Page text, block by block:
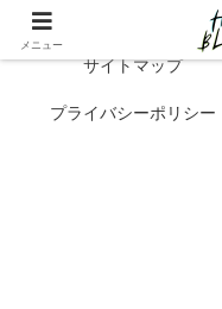
Hibi no Shikou | 最新ト
サイトマップ
プライバシーポリシー
メニュー